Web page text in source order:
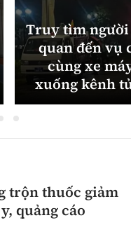
Truy tìm
quan đến vụ
cùng xe
xuống kênh
trộn thuốc giảm
quảng cáo